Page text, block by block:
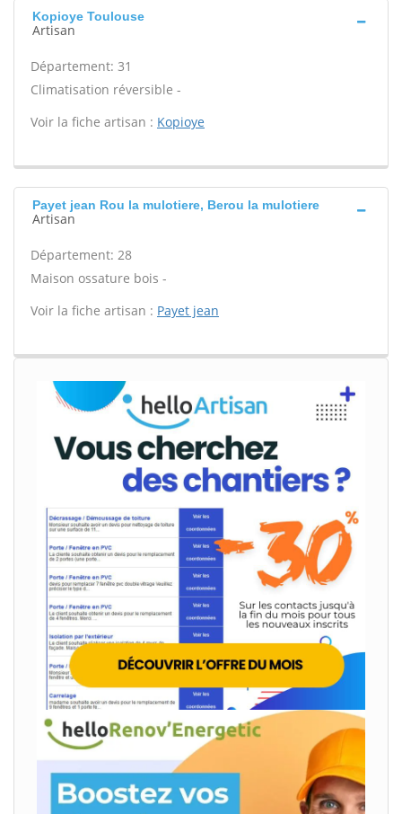
Kopioye Toulouse
Artisan
Département: 31
Climatisation réversible -
Voir la fiche artisan : Kopioye
Payet jean Rou la mulotiere, Berou la mulotiere
Artisan
Département: 28
Maison ossature bois -
Voir la fiche artisan : Payet jean